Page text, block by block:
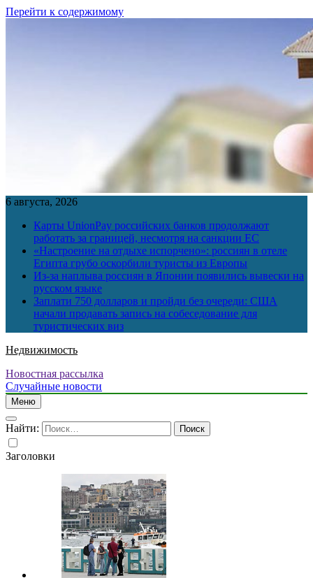
Перейти к содержимому
6 августа, 2026
Карты UnionPay российских банков продолжают
работать за границей, несмотря на санкции ЕС
«Настроение на отдыхе испорчено»: россиян в отеле
Египта грубо оскорбили туристы из Европы
Из-за наплыва россиян в Японии появились вывески на
русском языке
Заплати 750 долларов и пройди без очереди: США
начали продавать запись на собеседование для
туристических виз
Недвижимость
Новостная рассылка
Случайные новости
Меню
Найти:
Заголовки